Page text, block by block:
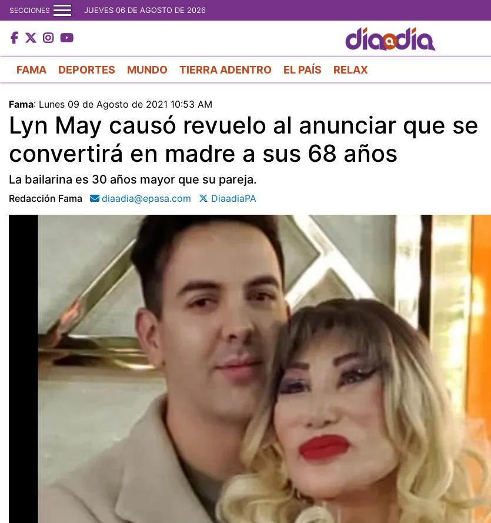
al
contenido
principal
SECCIONES JUEVES 06 DE AGOSTO DE 2026
FAMA DEPORTES MUNDO TIERRA ADENTRO EL PAÍS RELAX
Fama: Lunes 09 de Agosto de 2021 10:53 AM
Lyn May causó revuelo al anunciar que se
convertirá en madre a sus 68 años
La bailarina es 30 años mayor que su pareja.
Redacción Fama diaadia@epasa.com DiaadiaPA